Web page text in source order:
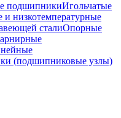
подшипникиИгольчатые
низкотемпературные
сталиОпорные
(подшипниковые узлы)